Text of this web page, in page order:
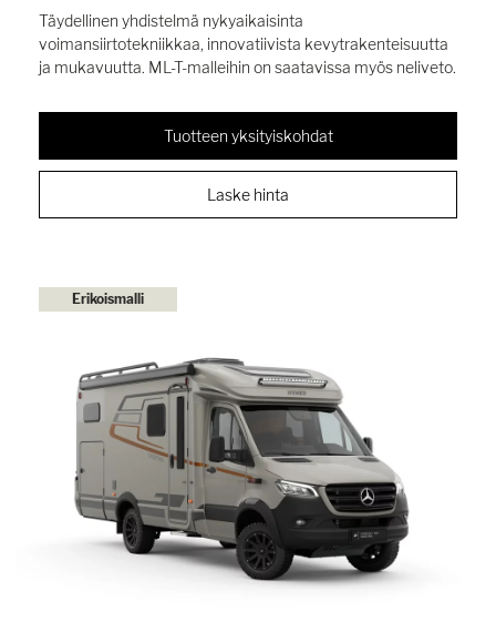
Täydellinen yhdistelmä nykyaikaisinta
voimansiirtotekniikkaa, innovatiivista kevytrakenteisuutta
ja mukavuutta. ML-T-malleihin on saatavissa myös neliveto.
Tuotteen yksityiskohdat
Laske hinta
Erikoismalli